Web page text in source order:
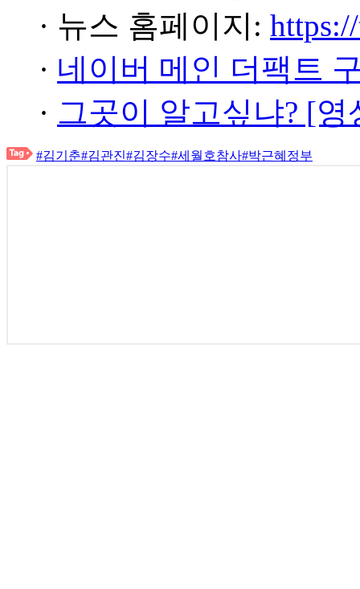
· 뉴스 홈페이지:
· 네이버 메인 더팩트
· 그곳이 알고싶냐? [
#김기춘#김관진#김장수#세월호참사#박근혜정부